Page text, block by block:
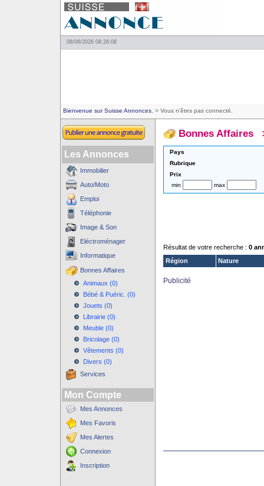
08/08/2026 08:26:08
Bienvenue sur Suisse Annonces. > Vous n'êtes pas connecté.
Les Annonces
Immobilier
Auto/Moto
Emploi
Téléphonie
Image & Son
Eléctroménager
Informatique
Bonnes Affaires
Animaux (0)
Bébé & Puéric. (0)
Jouets (0)
Librairie (0)
Meuble (0)
Bricolage (0)
Vêtements (0)
Divers (0)
Services
Mon Compte
Mes Annonces
Mes Favoris
Mes Alertes
Connexion
Inscription
Bonnes Affaires
Pays
Rubrique
Prix
min
max
Résultat de votre recherche : 0
Région
Nature
Publicité